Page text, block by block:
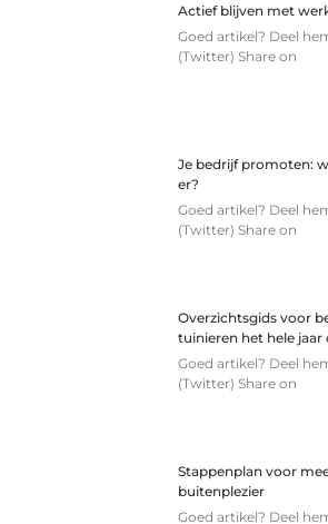
Actief blijven met
Goed artikel? Deel
(Twitter) Share on
Je bedrijf promoten:
er?
Goed artikel? Deel
(Twitter) Share on
Overzichtsgids voor
tuinieren het hele jaar
Goed artikel? Deel
(Twitter) Share on
Stappenplan voor
buitenplezier
Goed artikel? Deel